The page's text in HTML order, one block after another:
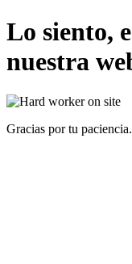
Lo siento,
nuestra
Gracias por tu